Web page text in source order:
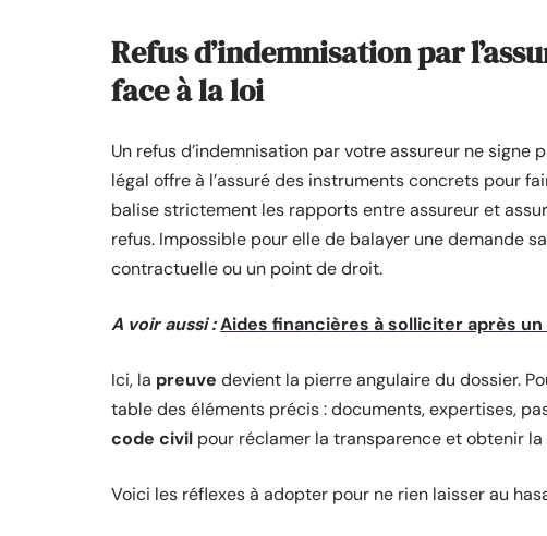
Refus d’indemnisation par
face à la loi
Un refus d’indemnisation par votre assureur ne signe
légal offre à l’assuré des instruments concrets pour
balise strictement les rapports entre assureur et
refus. Impossible pour elle de balayer une demande
contractuelle ou un point de droit.
A voir aussi :Aides financières à solliciter après
Ici, la preuve devient la pierre angulaire du dossier.
table des éléments précis : documents, expertises,
code civil pour réclamer la transparence et obtenir
Voici les réflexes à adopter pour ne rien laisser au